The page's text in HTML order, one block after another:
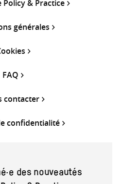
Policy & Practice
générales
FAQ
contacter
confidentialité
des nouveautés